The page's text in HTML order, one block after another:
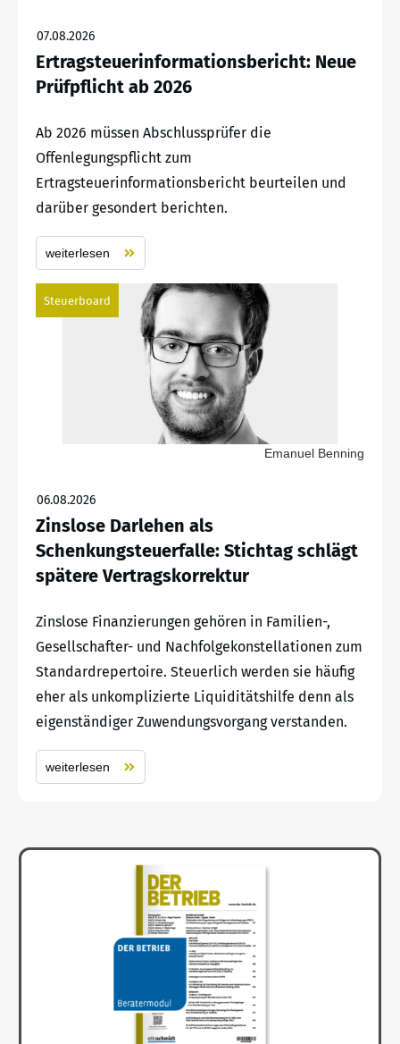
07.08.2026
Ertragsteuerinformationsbericht: Neue
Prüfpflicht ab 2026
Ab 2026 müssen Abschlussprüfer die
Offenlegungspflicht zum
Ertragsteuerinformationsbericht beurteilen und
darüber gesondert berichten.
weiterlesen
Steuerboard
Emanuel Benning
06.08.2026
Zinslose Darlehen als
Schenkungsteuerfalle: Stichtag schlägt
spätere Vertragskorrektur
Zinslose Finanzierungen gehören in Familien-,
Gesellschafter- und Nachfolgekonstellationen zum
Standardrepertoire. Steuerlich werden sie häufig
eher als unkomplizierte Liquiditätshilfe denn als
eigenständiger Zuwendungsvorgang verstanden.
weiterlesen